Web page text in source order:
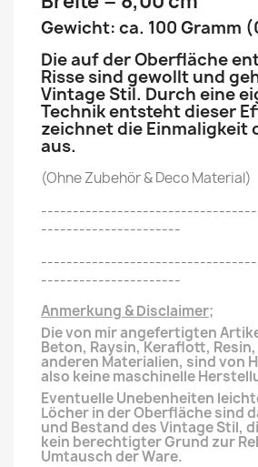
Gewicht: ca. 100 Gramm
Die auf der Oberfläche
Risse sind gewollt und
Vintage Stil. Durch eine
Technik entsteht dieser
zeichnet die Einmaligkeit
aus.
(Ohne Zubehör & Deco Material)
----------------------
----------------------
Anmerkung & Disclaimer;
Die von mir angefertigten
Beton, Raysin, Keraflott,
anderen Materialien, sind von
also keine maschinelle
Eventuelle Unebenheiten
Löcher in der Oberflächesind
und Bestand des Vintage Stil,
kein berechtigterGrund zur
Umtausch der Ware.